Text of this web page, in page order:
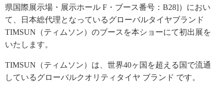
県国際展示場・展示ホール F・ブース番号：B28]）におい
て、日本総代理となっているグローバルタイヤブランド
TIMSUN（ティムソン）のブースを本ショーにて初出展を
いたします。
TIMSUN（ティムソン）は、世界40ヶ国を超える国で流通
しているグローバルクオリティタイヤ ブランド です。